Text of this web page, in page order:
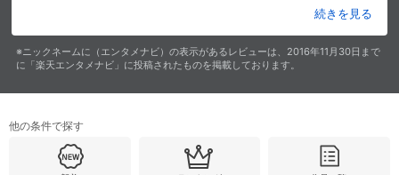
続きを見る
※ニックネームに（エンタメナビ）の表示があるレビューは、2016年11月30日まで
に「楽天エンタメナビ」に投稿されたものを掲載しております。
他の条件で探す